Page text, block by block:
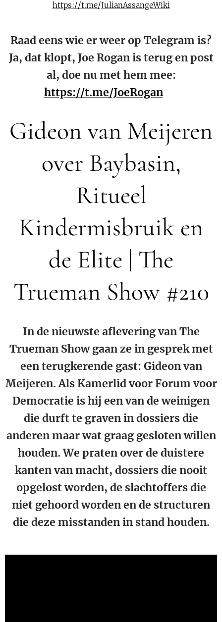
https://t.me/JulianAssangeWiki
Raad eens wie er weer op Telegram is?
Ja, dat klopt, Joe Rogan is terug en post
al, doe nu met hem mee:
https://t.me/JoeRogan✅️
Gideon van Meijeren
over Baybasin,
Ritueel
Kindermisbruik en
de Elite | The
Trueman Show #210
In de nieuwste aflevering van The
Trueman Show gaan ze in gesprek met
een terugkerende gast: Gideon van
Meijeren. Als Kamerlid voor Forum voor
Democratie is hij een van de weinigen
die durft te graven in dossiers die
anderen maar wat graag gesloten willen
houden. We praten over de duistere
kanten van macht, dossiers die nooit
opgelost worden, de slachtoffers die
niet gehoord worden en de structuren
die deze misstanden in stand houden.